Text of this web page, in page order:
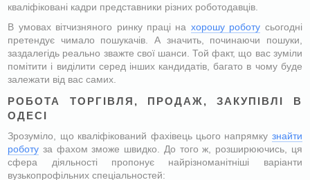
кваліфіковані кадри представники різних роботодавців.
В умовах вітчизняного ринку праці на хорошу роботу сьогодні
претендує чимало пошукачів. А значить, починаючи пошуки,
заздалегідь реально зважте свої шанси. Той факт, що вас зуміли
помітити і виділити серед інших кандидатів, багато в чому буде
залежати від вас самих.
РОБОТА ТОРГІВЛЯ, ПРОДАЖ, ЗАКУПІВЛІ В
ОДЕСІ
Зрозуміло, що кваліфікований фахівець цього напрямку знайти
роботу за фахом зможе швидко. До того ж, розширюючись, ця
сфера діяльності пропонує найрізноманітніші варіанти
вузькопрофільних спеціальностей: